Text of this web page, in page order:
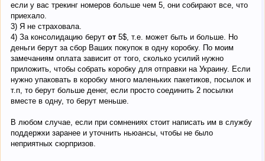
если у вас трекинг номеров больше чем 5, они собирают все, что
приехало.
3) Я не страховала.
4) За консолидацию берут от 5$, т.е. может быть и больше. Но
деньги берут за сбор Ваших покупок в одну коробку. По моим
замечаниям оплата зависит от того, сколько усилий нужно
приложить, чтобы собрать коробку для отправки на Украину. Если
нужно упаковать в коробку много маленьких пакетиков, посылок и
т.п, то берут больше денег, если просто соединить 2 посылки
вместе в одну, то берут меньше.
В любом случае, если при сомнениях стоит написать им в службу
поддержки заранее и уточнить ньюансы, чтобы не было
неприятных сюрпризов.